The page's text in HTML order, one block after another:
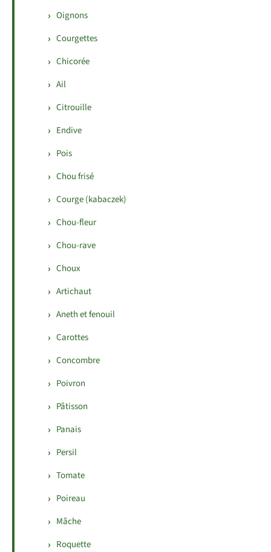
Oignons
Courgettes
Chicorée
Ail
Citrouille
Endive
Pois
Chou frisé
Courge (kabaczek)
Chou-fleur
Chou-rave
Choux
Artichaut
Aneth et fenouil
Carottes
Concombre
Poivron
Pâtisson
Panais
Persil
Tomate
Poireau
Mâche
Roquette